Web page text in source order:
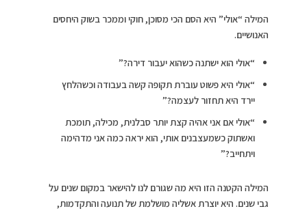
המילה “אולי” היא הסם הכי מסוכן, חוקי וממכר בשוק היחסים
האנושיים.
“אולי הוא ישתנה כשהוא יעבור דירה?”
“אולי היא פשוט עוברת תקופה קשה בעבודה וכשהלחץ
יירד היא תחזור לעצמה?”
“אולי אם אני אהיה קצת יותר סבלנית, מכילה, תומכת
ואשתוק כשמעצבנים אותי, הוא יראה כמה אני מדהימה
ויתחייב?”
המילה הקטנה הזו היא מה שגורם לנו להישאר במקום שנים על
גבי שנים. היא יוצרת אשליה מושלמת של תנועה והתקדמות,